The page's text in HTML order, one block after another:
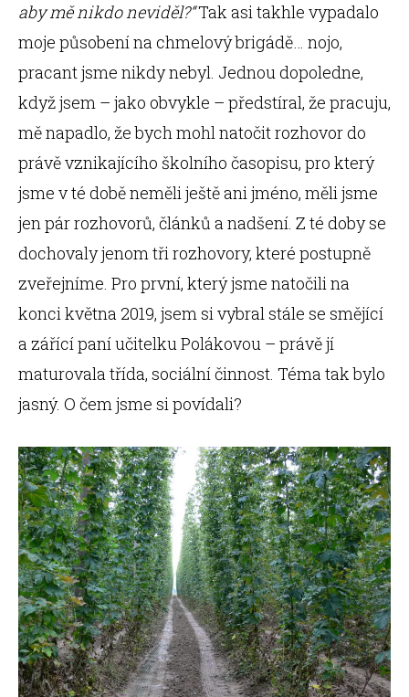
aby mě nikdo neviděl?“Tak asi takhle vypadalo
moje působení na chmelový brigádě… nojo,
pracant jsme nikdy nebyl. Jednou dopoledne,
když jsem – jako obvykle – předstíral, že pracuju,
mě napadlo, že bych mohl natočit rozhovor do
právě vznikajícího školního časopisu, pro který
jsme v té době neměli ještě ani jméno, měli jsme
jen pár rozhovorů, článků a nadšení. Z té doby se
dochovaly jenom tři rozhovory, které postupně
zveřejníme. Pro první, který jsme natočili na
konci května 2019, jsem si vybral stále se smějící
a zářící paní učitelku Polákovou – právě jí
maturovala třída, sociální činnost. Téma tak bylo
jasný. O čem jsme si povídali?